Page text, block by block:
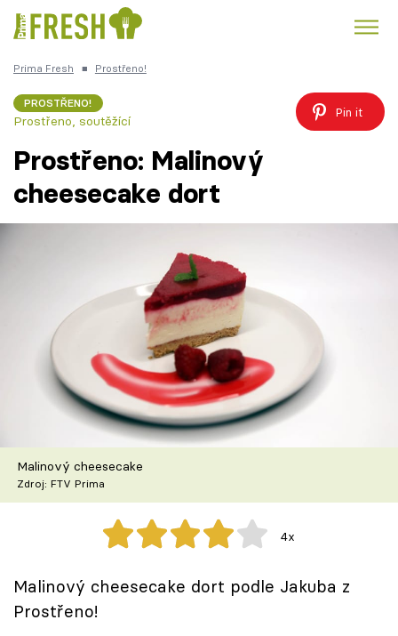
Česká kuchyně
Články
TV Program
Škola vaření
Recepty z TV
Speciál: Cuketa
Těhotnej kuchař
Sledujte prima+
Prima Fresh ■ Prostřeno!
PROSTŘENO!
Prostřeno, soutěžící
Pin it
Prostřeno: Malinový
cheesecake dort
Malinový cheesecake
Zdroj: FTV Prima
4x
Malinový cheesecake dort podle Jakuba z
Prostřeno!